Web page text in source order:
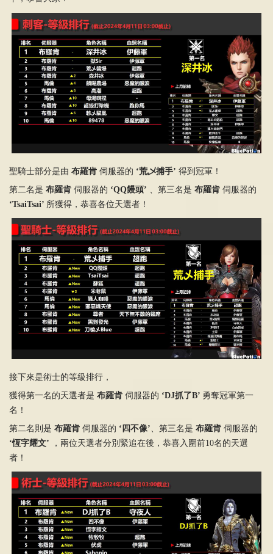
聖騎士部分是由 布羅肯伺服器的 ‘荒乄捕手’ 得到冠軍！
第二名是 布羅肯伺服器的 ‘QQ饅頭’ 、第三名是 布羅肯伺服器的
‘TsaiTsai’ 所獲得，恭喜各位天選者！
接下來是術士的等級排行，
獲得第一名的天選者是 布羅肯伺服器的 ‘DJ抓了B’ 勇奪冠軍第一
名！
第二名則是 布羅肯伺服器的 ‘四不像’ 、第三名是 布羅肯伺服器的
‘恆字耀文’
，兩位天選者分別緊追在後，恭喜入圍前10名的天選
者！